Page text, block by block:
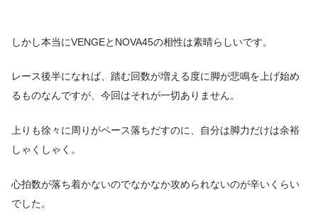
しかし本当にVENGEとNOVA45の相性は素晴らしいです。
レース後半になれば、踏む回数が増える度に脚が悲鳴を上げ始め
るものなんですが、今回はそれが一切ありません。
上りも徐々に周りがペース落ちだすのに、自分は脚力だけは余裕
しゃくしゃく。
心拍数が落ち着かないのでなかなか攻められないのが辛いくらい
でした。